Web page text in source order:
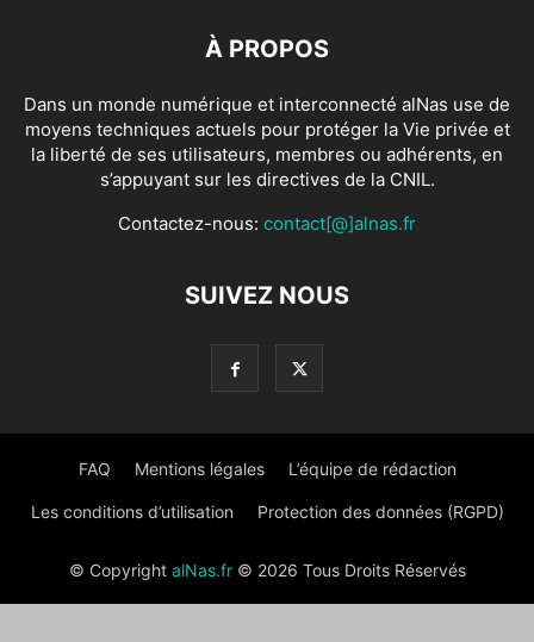
À PROPOS
Dans un monde numérique et interconnecté alNas use de
moyens techniques actuels pour protéger la Vie privée et
la liberté de ses utilisateurs, membres ou adhérents, en
s’appuyant sur les directives de la CNIL.
Contactez-nous: contact[@]alnas.fr
SUIVEZ NOUS
FAQ Mentions légales L’équipe de rédaction
Les conditions d’utilisation Protection des données (RGPD)
© Copyright alNas.fr© 2026 Tous Droits Réservés